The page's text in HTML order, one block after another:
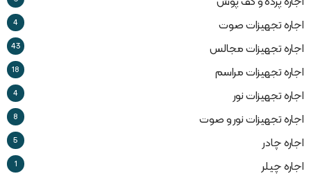
اجاره تجهیزات صوت 4
اجاره تجهیزات مجالس 43
اجاره تجهیزات مراسم 18
اجاره تجهیزات نور 4
اجاره تجهیزات نور و صوت 8
اجاره چادر 5
اجاره چیلر 1